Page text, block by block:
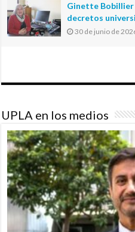
Ginette Bobillier
decretos
30 de junio de
UPLA en los medios